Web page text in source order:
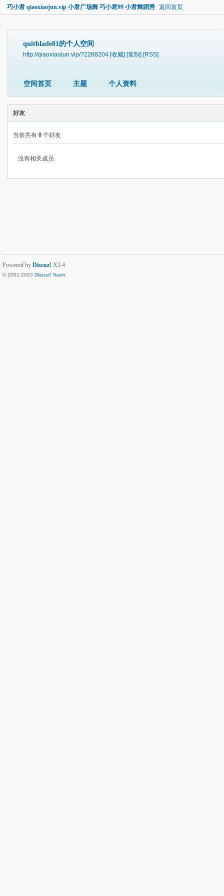
巧小君 qiaoxiaojun.vip 小君广场舞 巧小君99 小君舞蹈秀 返回首页
quitblade81的个人空间
http://qiaoxiaojun.vip/?2288204 [收藏] [复制] [RSS]
空间首页 主题 个人资料
好友
当前共有 0 个好友
没有相关成员
Powered by Discuz! X3.4
© 2001-2023 Discuz! Team